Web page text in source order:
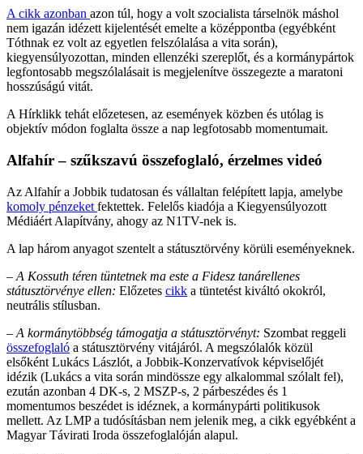
A cikk azonban azon túl, hogy a volt szocialista társelnök máshol
nem igazán idézett kijelentését emelte a középpontba (egyébként
Tóthnak ez volt az egyetlen felszólalása a vita során),
kiegyensúlyozottan, minden ellenzéki szereplőt, és a kormánypártok
legfontosabb megszólalásait is megjelenítve összegezte a maratoni
hosszúságú vitát.
A Hírklikk tehát előzetesen, az események közben és utólag is
objektív módon foglalta össze a nap legfotosabb momentumait.
Alfahír – szűkszavú összefoglaló, érzelmes videó
Az Alfahír a Jobbik tudatosan és vállaltan felépített lapja, amelybe
komoly pénzeket fektettek. Felelős kiadója a Kiegyensúlyozott
Médiáért Alapítvány, ahogy az N1TV-nek is.
A lap három anyagot szentelt a státusztörvény körüli eseményeknek.
– A Kossuth téren tüntetnek ma este a Fidesz tanárellenes
státusztörvénye ellen: Előzetes cikk a tüntetést kiváltó okokról,
neutrális stílusban.
– A kormánytöbbség támogatja a státusztörvényt: Szombat reggeli
összefoglaló a státusztörvény vitájáról. A megszólalók közül
elsőként Lukács Lászlót, a Jobbik-Konzervatívok képviselőjét
idézik (Lukács a vita során mindössze egy alkalommal szólalt fel),
ezután azonban 4 DK-s, 2 MSZP-s, 2 párbeszédes és 1
momentumos beszédet is idéznek, a kormánypárti politikusok
mellett. Az LMP a tudósításban nem jelenik meg, a cikk egyébként a
Magyar Távirati Iroda összefoglalóján alapul.